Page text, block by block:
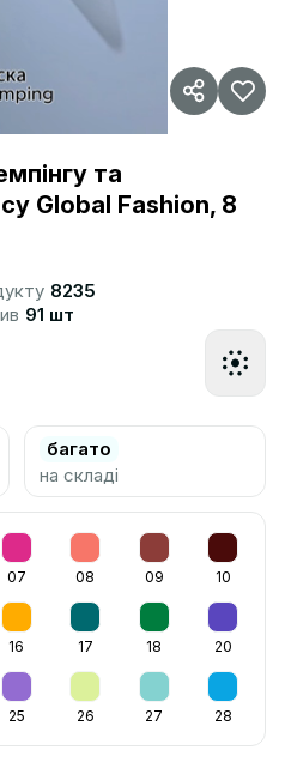
та
Global Fashion, 8
8235
91 шт
багато
на складі
07 08 09 10
16 17 18 20
25 26 27 28